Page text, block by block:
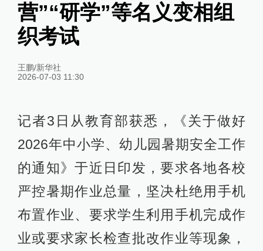
营”“研学”等名义变相组
织考试
王鹏/新华社
2026-07-03 11:30
记者3日从教育部获悉，《关于做好
2026年中小学、幼儿园暑期安全工作
的通知》于近日印发，要求各地各校
严控暑期作业总量，坚决杜绝用手机
布置作业、要求学生利用手机完成作
业或要求家长检查批改作业等现象，